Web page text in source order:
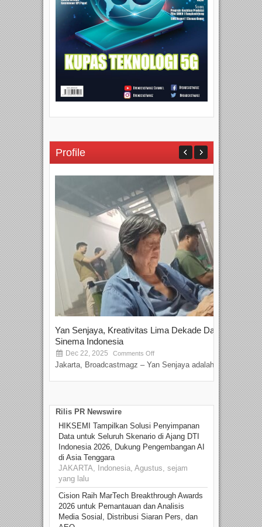
Profile
Yan Senjaya, Kreativitas Lima Dekade Dalam
Sinema Indonesia
Dec 22, 2025 Comments Off
Jakarta, Broadcastmagz – Yan Senjaya adalah...
Rilis PR Newswire
HIKSEMI Tampilkan Solusi Penyimpanan
Data untuk Seluruh Skenario di Ajang DTI
Indonesia 2026, Dukung Pengembangan AI
di Asia Tenggara
JAKARTA, Indonesia, Agustus, sejam
yang lalu
Cision Raih MarTech Breakthrough Awards
2026 untuk Pemantauan dan Analisis
Media Sosial, Distribusi Siaran Pers, dan